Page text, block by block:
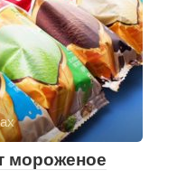
мороженое